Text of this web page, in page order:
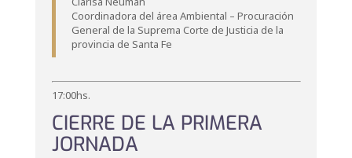
Coordinadora del área Ambiental – Procuración
General de la Suprema Corte de Justicia de la
provincia de Santa Fe
17:00hs.
CIERRE DE LA PRIMERA
JORNADA